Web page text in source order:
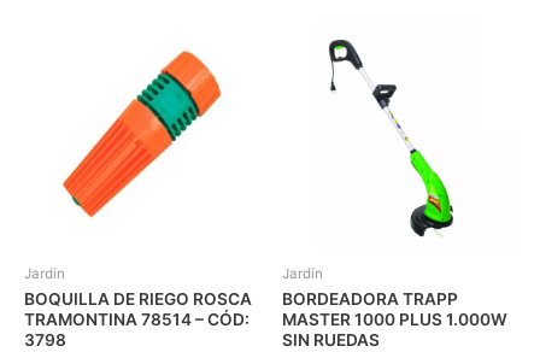
Jardín
BOQUILLA DE RIEGO ROSCA
TRAMONTINA 78514 – CÓD:
3798
Jardín
BORDEADORA TRAPP
MASTER 1000 PLUS 1.000W
SIN RUEDAS